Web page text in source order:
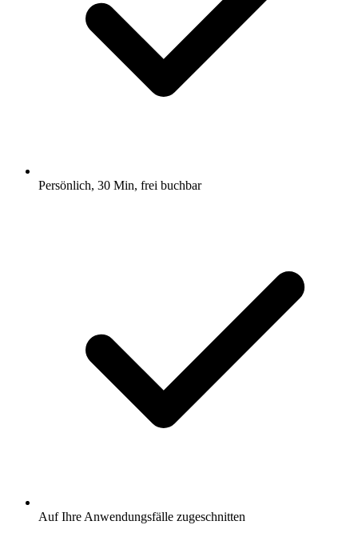
Persönlich, 30 Min, frei buchbar
Auf Ihre Anwendungsfälle zugeschnitten